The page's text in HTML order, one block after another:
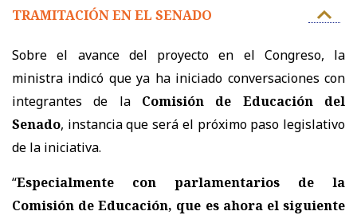
TRAMITACIÓN EN EL SENADO
Sobre el avance del proyecto en el Congreso, la
ministra indicó que ya ha iniciado conversaciones con
integrantes de la Comisión de Educación del
Senado, instancia que será el próximo paso legislativo
de la iniciativa.
“Especialmente con parlamentarios de la
Comisión de Educación, que es ahora el siguiente